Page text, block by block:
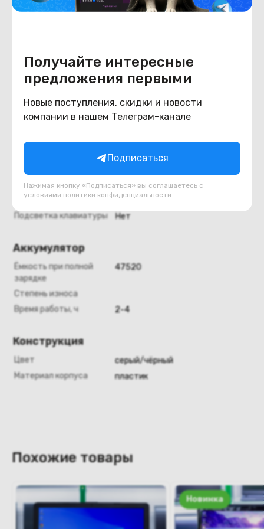
Получайте интересные
предложения первыми
Новые поступления, скидки и новости
компании в нашем Телеграм-канале
Подписаться
Нажимая кнопку «Подписаться» вы соглашаетесь с
условиями политики конфиденциальности
Камера
Да
Карты памяти
Да
Оптический привод
Да
Сотовая связь
нет
Всего usb type c
Клавиатура и тачпад
NumPad
Да
Подсветка клавиатуры
Нет
Аккумулятор
Ёмкость при полной
зарядке
47520
Степень износа
Время работы, ч
2-4
Конструкция
Цвет
серый/чёрный
Материал корпуса
пластик
Похожие товары
Новинка